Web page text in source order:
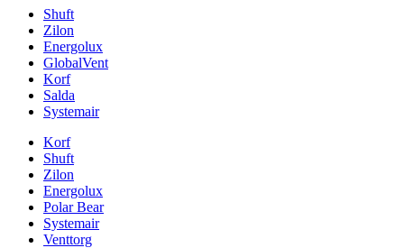
Shuft
Zilon
Energolux
GlobalVent
Korf
Salda
Systemair
Korf
Shuft
Zilon
Energolux
Polar Bear
Systemair
Venttorg